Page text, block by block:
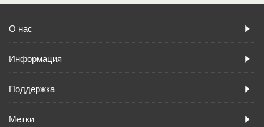
О нас
Информация
Поддержка
Метки